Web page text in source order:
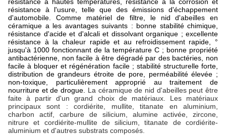
résistance à l'usure, telle que des émissions d'échappement
d'automobile. Comme matériel de filtre, le nid d'abeilles en
céramique a les avantages suivants : bonne stabilité chimique,
résistance d'acide et d'alcali et dissolvant organique ; excellente
résistance à la chaleur rapide et au refroidissement rapide, °
jusqu'à 1000 fonctionnant de la température C ; bonne propriété
antibactérienne, non facile à être dégradé par des bactéries, non
facile à bloquer et régénération facile ; stabilité structurelle forte,
distribution de grandeurs étroite de pore, perméabilité élevée ;
non-toxique, particulièrement approprié au traitement de
nourriture et de drogue. La céramique de nid d'abeilles peut être
faite à partir d'un grand choix de matériaux. Les matériaux
principaux sont : cordiérite, mullite, titanate en aluminium,
charbon actif, carbure de silicium, alumine activée, zircone,
nitrure et cordiérite-mullite de silicium, titanate de cordiérite-
aluminium et d'autres substrats composés.